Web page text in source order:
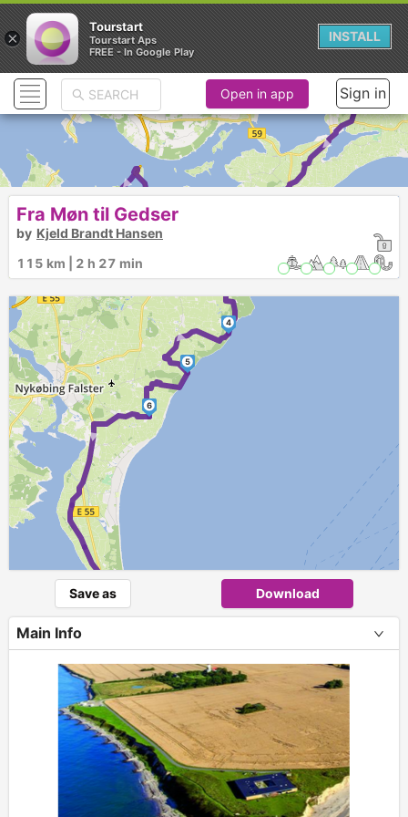
►
►
►
►
►
► ► ► ►
1
4
5
6
Open in app Sign in
Fra Møn til Gedser
by Kjeld Brandt Hansen
115 km | 2 h 27 min
Save as Download
Main Info
×
Tourstart
Tourstart Aps
FREE - In Google Play
INSTALL